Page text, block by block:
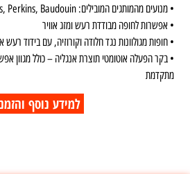
• מנועים מהמותגים המובילים: Cummins, Perkins, Baudouin ו- Hyundai
• אפשרות לחופה מבודדת רעש ומזג אוויר
• חופות מגולוונות נגד חלודה וקורוזיה, עם בידוד רעש
• בקר הפעלה אוטומטי תוצרת אנגליה – כולל מגוון
מתקדמת
למידע נוסף